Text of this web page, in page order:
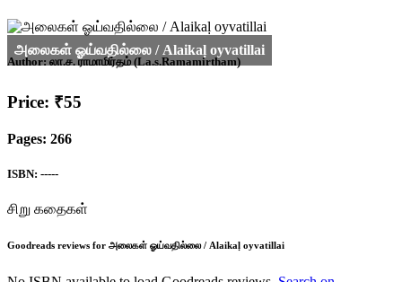
Author: லா.ச. ராமாமிர்தம் (La.s.Ramamirtham)
Price: ₹55
Pages: 266
ISBN: -----
சிறு கதைகள்
Goodreads reviews for அலைகள் ஓய்வதில்லை / Alaikaḷ oyvatillai